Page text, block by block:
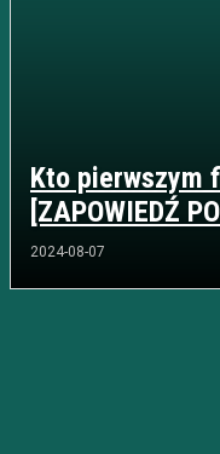
Kto pierwszym
[ZAPOWIEDŹ
2024-08-07